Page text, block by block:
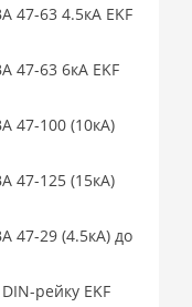
47-63 4.5кА EKF
47-63 6кА EKF
47-100 (10кА)
47-125 (15кА)
47-29 (4.5кА) до
рейку EKF